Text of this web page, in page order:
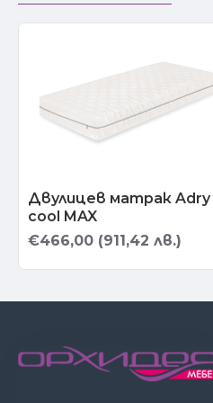
Двулицев матрак Adry
cool MAX
€466,00 (911,42 лв.)